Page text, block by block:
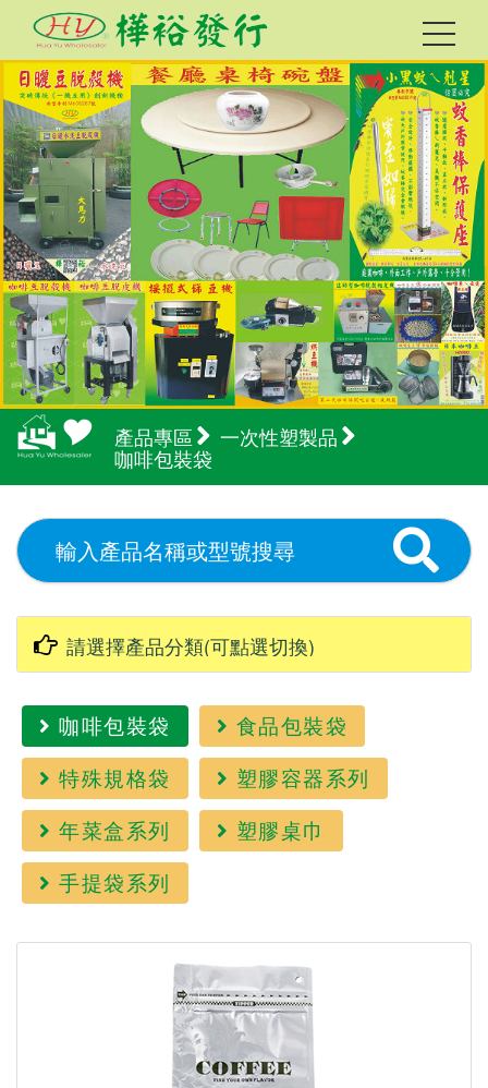
產品專區 一次性塑製品
咖啡包裝袋
咖啡包裝袋
食品包裝袋
特殊規格袋
塑膠容器系列
年菜盒系列
塑膠桌巾
手提袋系列